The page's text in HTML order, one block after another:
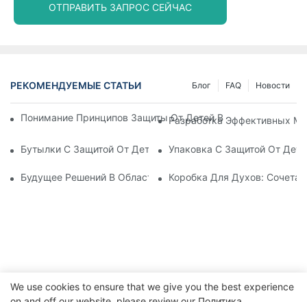
ОТПРАВИТЬ ЗАПРОС СЕЙЧАС
РЕКОМЕНДУЕМЫЕ СТАТЬИ Новости
FAQ
Блог
Понимание Принципов Защиты От Детей В Упаковке:
Разработка Эффективных
Бутылки С Защитой От Детей: Что Нужно Знать Для
Упаковка С Защитой От
Будущее Решений В Области Упаковки, Защищающей От
Коробка Для Духов:
We use cookies to ensure that we give you the best experience